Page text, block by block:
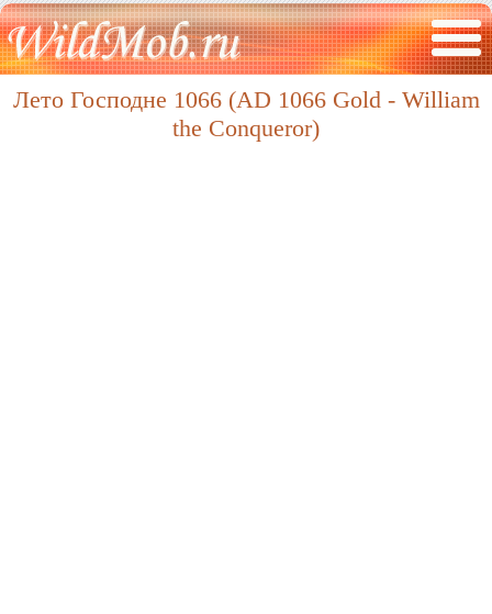
Лето Господне 1066 (AD 1066 Gold - William
the Conqueror)